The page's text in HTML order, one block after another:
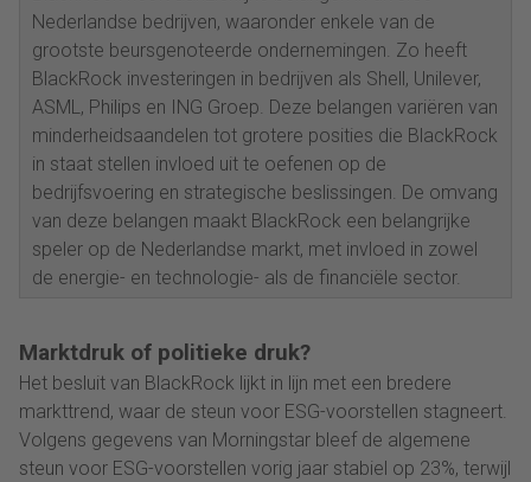
Nederlandse bedrijven, waaronder enkele van de
grootste beursgenoteerde ondernemingen. Zo heeft
BlackRock investeringen in bedrijven als Shell, Unilever,
ASML, Philips en ING Groep. Deze belangen variëren van
minderheidsaandelen tot grotere posities die BlackRock
in staat stellen invloed uit te oefenen op de
bedrijfsvoering en strategische beslissingen. De omvang
van deze belangen maakt BlackRock een belangrijke
speler op de Nederlandse markt, met invloed in zowel
de energie- en technologie- als de financiële sector.
Marktdruk of politieke druk?
Het besluit van BlackRock lijkt in lijn met een bredere
markttrend, waar de steun voor ESG-voorstellen stagneert.
Volgens gegevens van Morningstar bleef de algemene
steun voor ESG-voorstellen vorig jaar stabiel op 23%, terwijl